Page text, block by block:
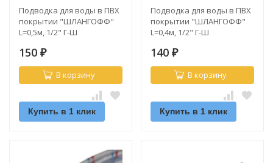
Подводка для воды в ПВХ
покрытии "ШЛАНГОФФ"
L=0,5м, 1/2" Г-Ш
150 ₽
В корзину
Купить в 1 клик
Подводка для воды в ПВХ
покрытии "ШЛАНГОФФ"
L=0,4м, 1/2" Г-Ш
140 ₽
В корзину
Купить в 1 клик